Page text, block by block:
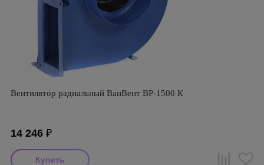
Вентилятор радиальный ВанВент BP-1500 К
14 246 ₽